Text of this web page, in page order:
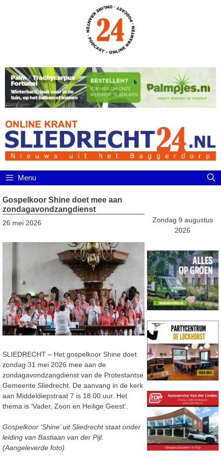
Menu
Gospelkoor Shine doet mee aan
zondagavondzangdienst
26 mei 2026
SLIEDRECHT – Het gospelkoor Shine doet
zondag 31 mei 2026 mee aan de
zondagavondzangdienst van de Protestantse
Gemeente Sliedrecht. De aanvang in de kerk
aan Middeldiepstraat 7 is 18.00 uur. Het
thema is ‘Vader, Zoon en Heilige Geest’.
Gospelkoor ‘Shine’ uit Sliedrecht staat onder
leiding van Bastiaan van der Pijl.
(Aangeleverde foto)
Zondag 9 augustus
2026